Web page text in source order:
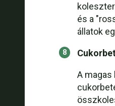
és a
állatok
A